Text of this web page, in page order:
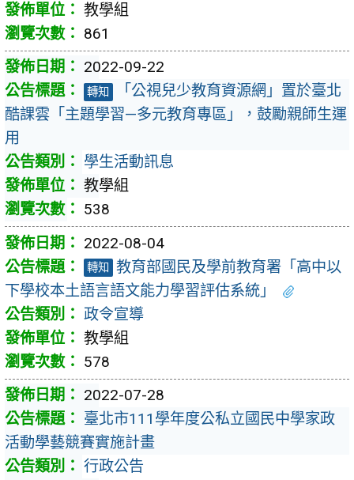
教學組
861
2022-09-22
轉知
「公視兒少教育資源網」置於臺北
酷課雲「主題學習—多元教育專區」，鼓勵親師生運
用
學生活動訊息
教學組
538
2022-08-04
轉知
教育部國民及學前教育署「高中以
下學校本土語言語文能力學習評估系統」
政令宣導
教學組
578
2022-07-28
臺北市111學年度公私立國民中學家政
活動學藝競賽實施計畫
行政公告